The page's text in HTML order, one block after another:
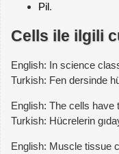
Pil.
Cells ile ilgili
English: In science
Turkish: Fen dersinde
English: The cells have
Turkish: Hücrelerin
English: Muscle tissue